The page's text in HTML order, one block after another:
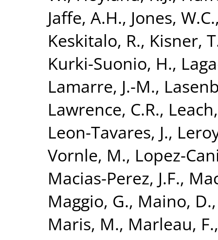
Jaffe, A.H., Jones, W.C.
Keskitalo, R., Kisner,
Kurki-Suonio, H.,
Lamarre, J.-M.,
Lawrence, C.R.,
Leon-Tavares, J.,
Vornle, M., Lopez-
Macias-Perez, J.F.,
Maggio, G., Maino, D.
Maris, M., Marleau, F.